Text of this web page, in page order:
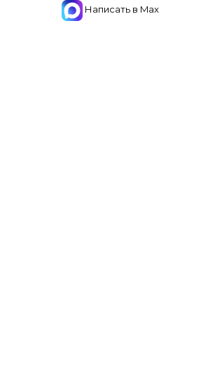
Написать в Max